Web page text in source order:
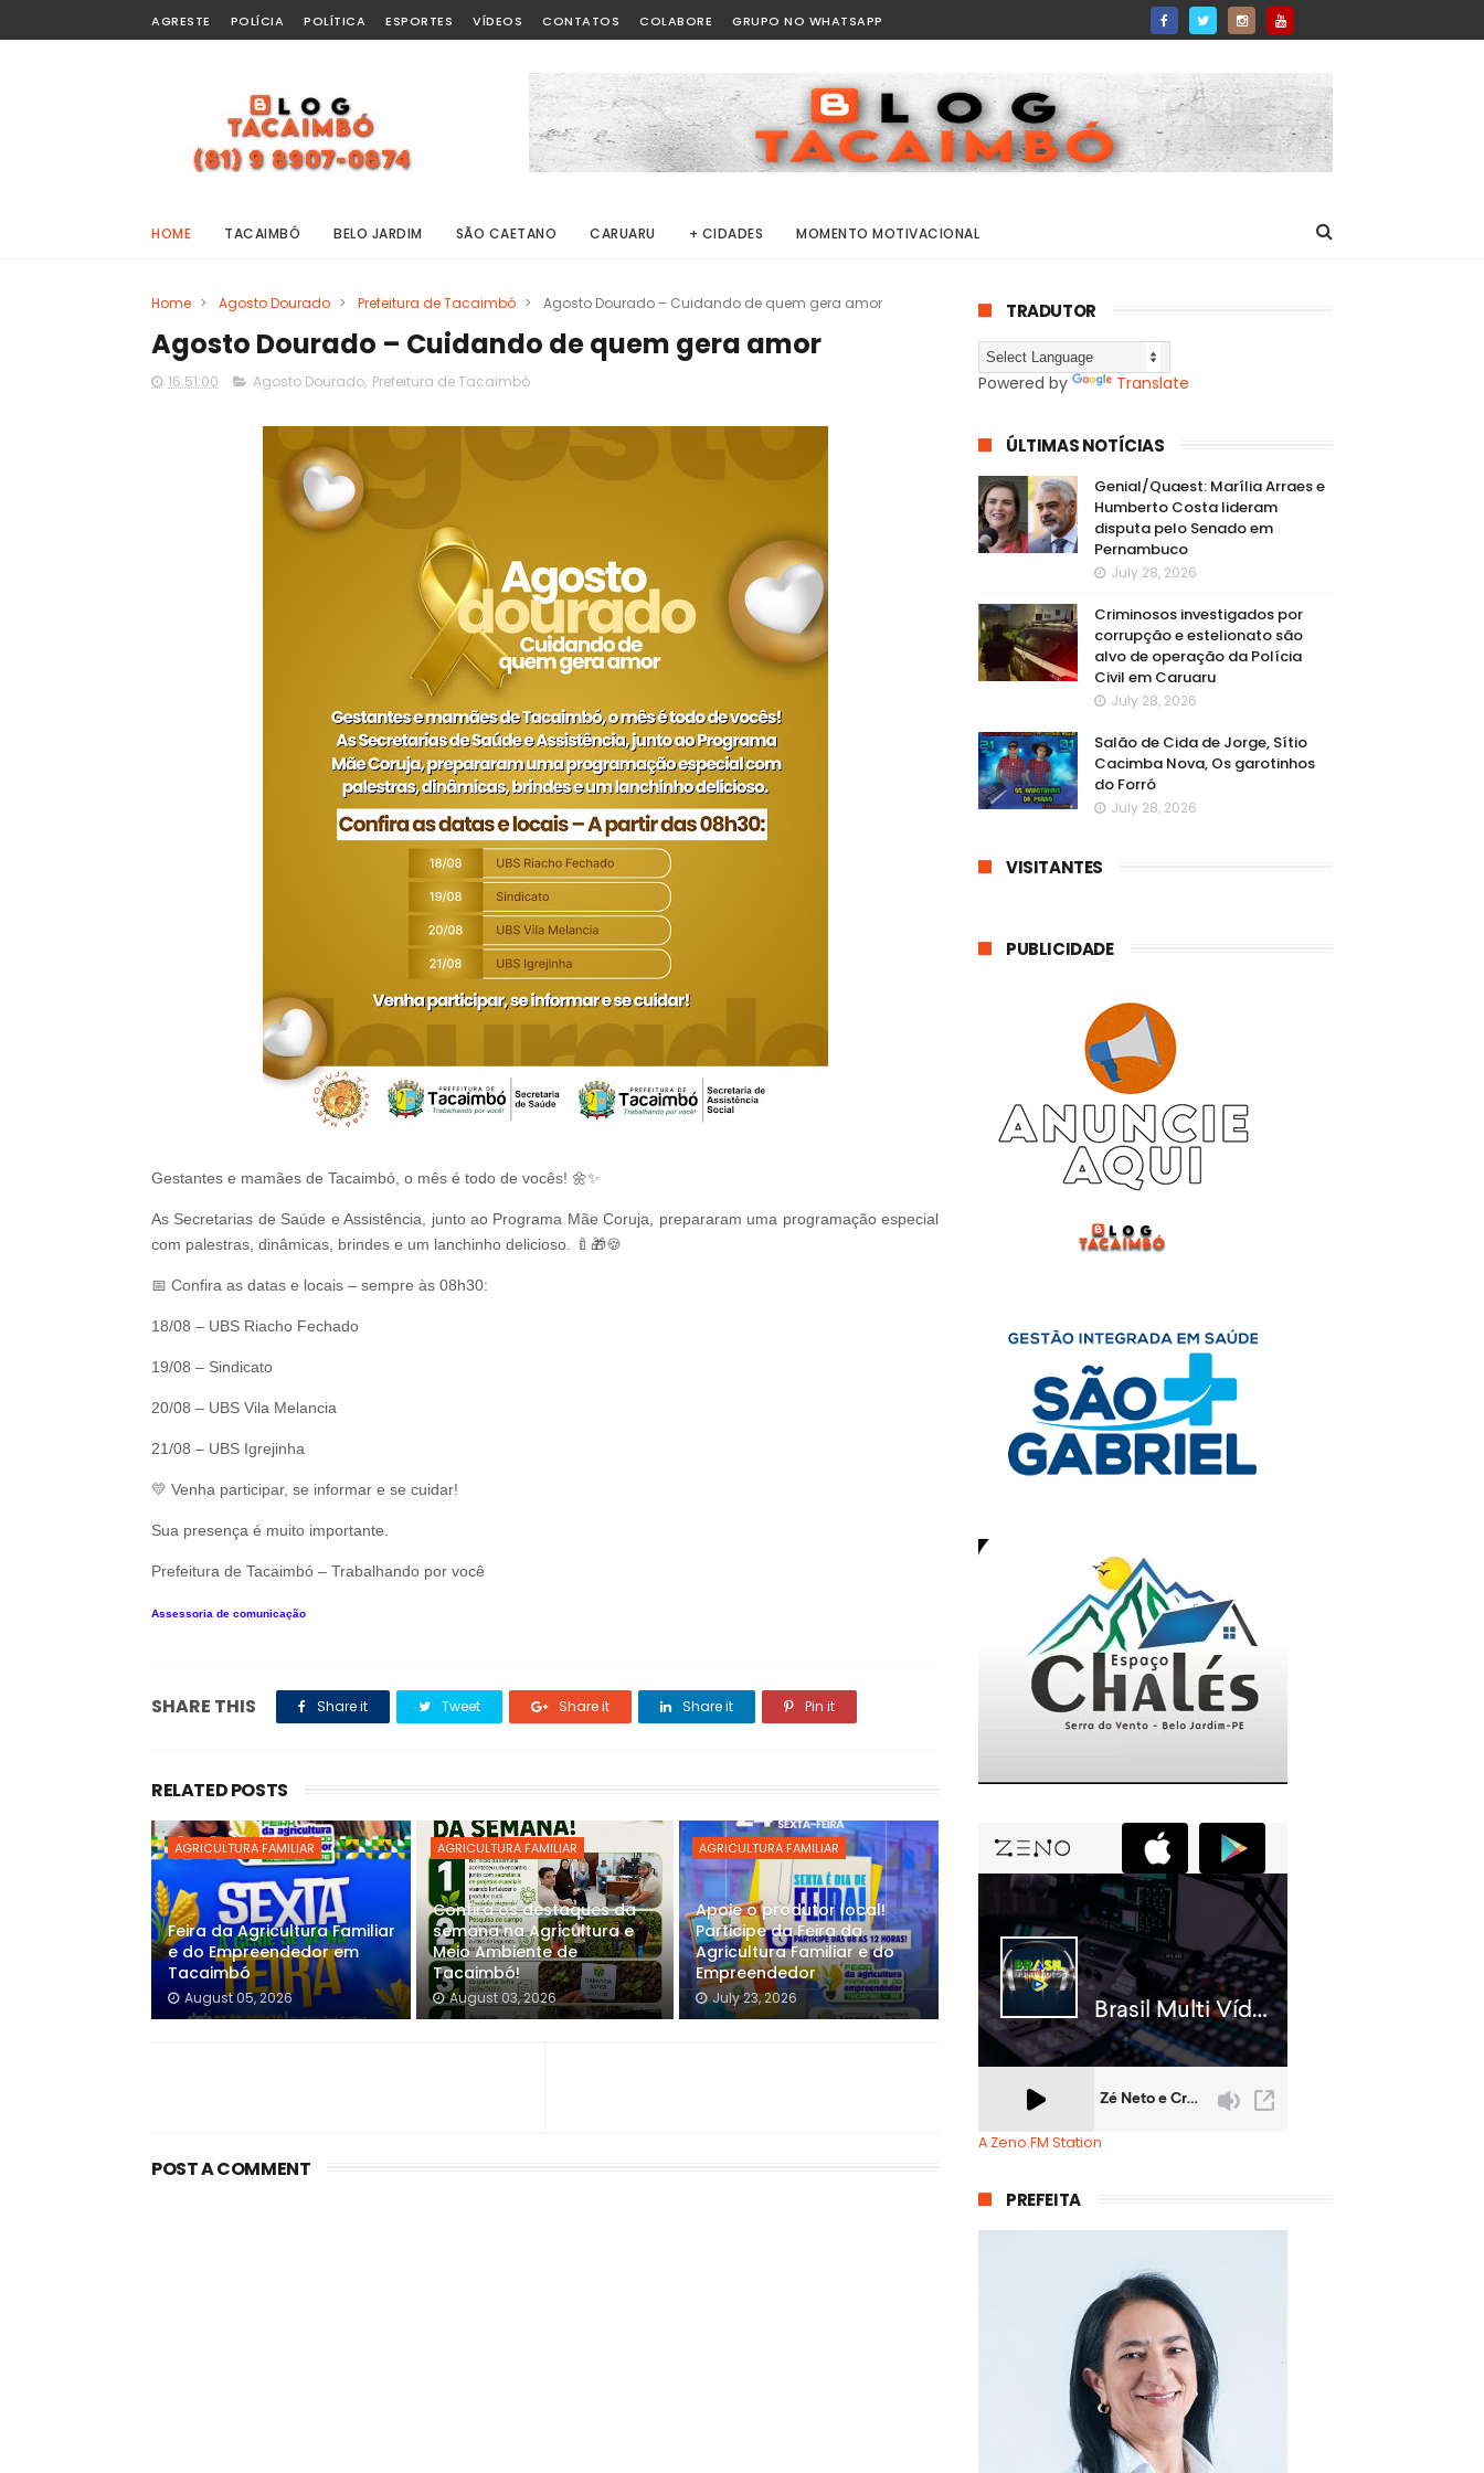
AGRESTE POLÍCIA POLÍTICA ESPORTES VÍDEOS CONTATOS COLABORE GRUPO NO WHATSAPP
HOME TACAIMBÓ BELO JARDIM SÃO CAETANO CARUARU + CIDADES MOMENTO MOTIVACIONAL
Home > Agosto Dourado > Prefeitura de Tacaimbó > Agosto Dourado – Cuidando de quem gera amor
Agosto Dourado – Cuidando de quem gera amor
16:51:00 Agosto Dourado, Prefeitura de Tacaimbó
Gestantes e mamães de Tacaimbó, o mês é todo de vocês! 🌼✨
As Secretarias de Saúde e Assistência, junto ao Programa Mãe Coruja, prepararam uma programação especial
com palestras, dinâmicas, brindes e um lanchinho delicioso. 🍼🎁🍪
📅 Confira as datas e locais – sempre às 08h30:
18/08 – UBS Riacho Fechado
19/08 – Sindicato
20/08 – UBS Vila Melancia
21/08 – UBS Igrejinha
💛 Venha participar, se informar e se cuidar!
Sua presença é muito importante.
Prefeitura de Tacaimbó – Trabalhando por você
Assessoria de comunicação
SHARE THIS Share it Tweet Share it Share it Pin it
RELATED POSTS
AGRICULTURA FAMILIAR
Feira da Agricultura Familiar
e do Empreendedor em
Tacaimbó
August 05, 2026
AGRICULTURA FAMILIAR
Confira os destaques da
semana na Agricultura e
Meio Ambiente de
Tacaimbó!
August 03, 2026
AGRICULTURA FAMILIAR
Apoie o produtor local!
Participe da Feira da
Agricultura Familiar e do
Empreendedor
July 23, 2026
POST A COMMENT
TRADUTOR
Powered by Translate
ÚLTIMAS NOTÍCIAS
Genial/Quaest: Marília Arraes e
Humberto Costa lideram
disputa pelo Senado em
Pernambuco
July 28, 2026
Criminosos investigados por
corrupção e estelionato são
alvo de operação da Polícia
Civil em Caruaru
July 28, 2026
Salão de Cida de Jorge, Sítio
Cacimba Nova, Os garotinhos
do Forró
July 28, 2026
VISITANTES
PUBLICIDADE
A Zeno.FM Station
PREFEITA